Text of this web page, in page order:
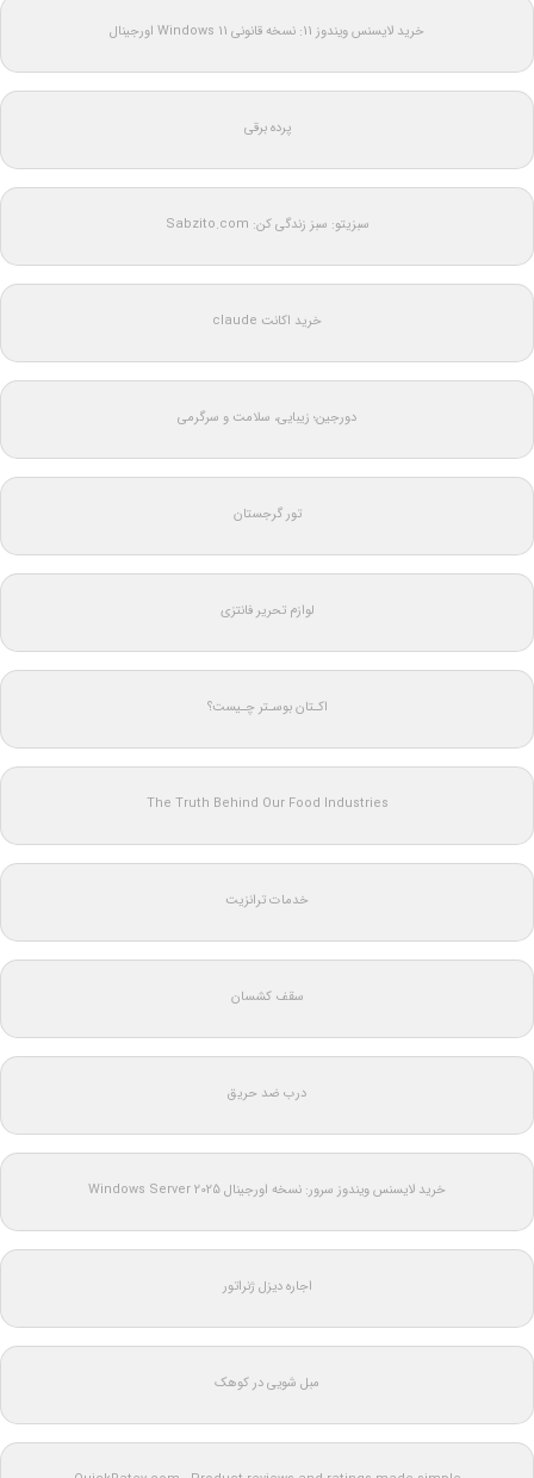
خرید لایسنس ویندوز 11: نسخه قانونی Windows 11 اورجینال
پرده برقی
سبزیتو: سبز زندگی کن: Sabzito.com
خرید اکانت claude
دورجین؛ زیبایی، سلامت و سرگرمی
تور گرجستان
لوازم تحریر فانتزی
اکـتان بوسـتر چـیست؟
The Truth Behind Our Food Industries
خدمات ترانزیت
سقف کشسان
درب ضد حریق
خرید لایسنس ویندوز سرور: نسخه اورجینال Windows Server 2025
اجاره دیزل ژنراتور
مبل شویی در کوهک